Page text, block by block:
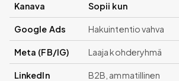
Kanava Sopii kun
Google Ads Hakuintentio vahva
Meta (FB/IG) Laaja kohderyhmä
LinkedIn B2B, ammatillinen